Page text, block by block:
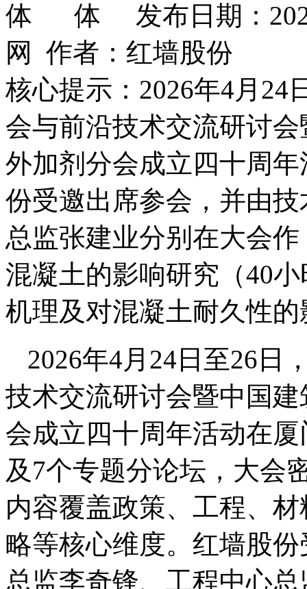
发布日期：
网 作者：红墙股份
核心提示：2026年4月24
会与前沿技术交流研讨
外加剂分会成立四十周
份受邀出席参会，并由
总监张建业分别在大会
混凝土的影响研究（40
机理及对混凝土耐久性
2026年4月24日至26日
技术交流研讨会暨中国
会成立四十周年活动在
及7个专题分论坛，大会
内容覆盖政策、工程、
略等核心维度。红墙股
总监李奇锋、工程中心